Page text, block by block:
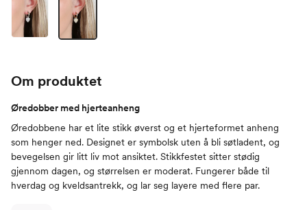
Om produktet
Øredobber med hjerteanheng
Øredobbene har et lite stikk øverst og et hjerteformet anheng
som henger ned. Designet er symbolsk uten å bli søtladent, og
bevegelsen gir litt liv mot ansiktet. Stikkfestet sitter stødig
gjennom dagen, og størrelsen er moderat. Fungerer både til
hverdag og kveldsantrekk, og lar seg layere med flere par.